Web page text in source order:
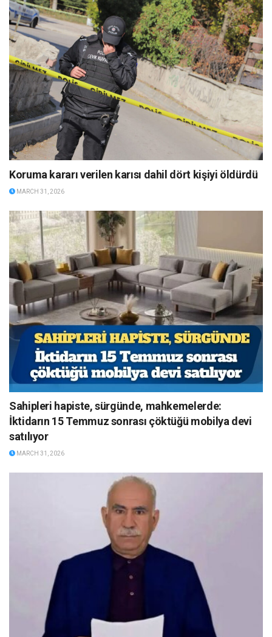
Koruma kararı verilen karısı dahil dört kişiyi öldürdü
MARCH 31, 2026
Sahipleri hapiste, sürgünde, mahkemelerde:
İktidarın 15 Temmuz sonrası çöktüğü mobilya devi
satılıyor
MARCH 31, 2026